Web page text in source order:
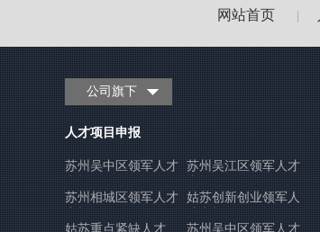
网站首页
公司旗下
人才项目申报
苏州吴中区领军人才
申报
苏州吴江区领军人才
申报
苏州相城区领军人才
申报
姑苏创新创业领军人
才申报
姑苏重点紧缺人才
苏州吴中区领军人才